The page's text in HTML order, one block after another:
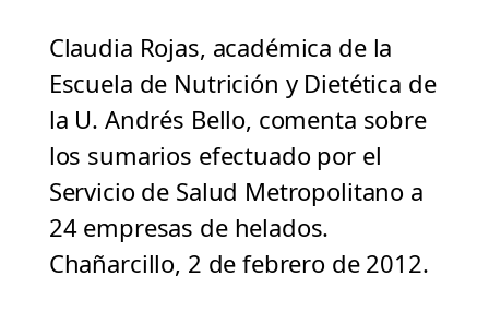
Claudia Rojas, académica de la
Escuela de Nutrición y Dietética de
la U. Andrés Bello, comenta sobre
los sumarios efectuado por el
Servicio de Salud Metropolitano a
24 empresas de helados.
Chañarcillo, 2 de febrero de 2012.